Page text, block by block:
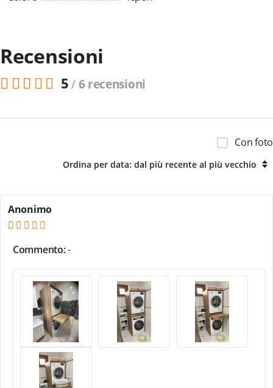
Recensioni
5/6 recensioni
Anonimo
Commento:-
Con foto
Ordina per data: dal più recente al più vecchio